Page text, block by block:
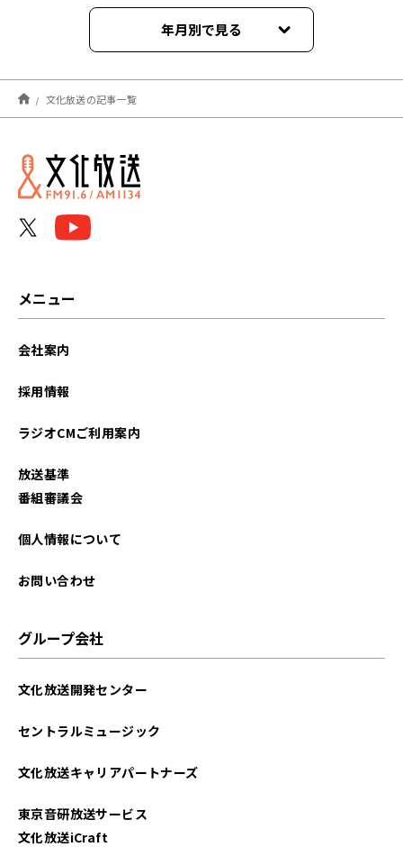
年月別で見る
2026年8月
2026年7月
2026年6月
2025年9月
2025年6月
文化放送の記事一覧
メニュー
会社案内
採用情報
ラジオCMご利用案内
放送基準
番組審議会
個人情報について
お問い合わせ
グループ会社
文化放送開発センター
セントラルミュージック
文化放送キャリアパートナーズ
東京音研放送サービス
文化放送iCraft